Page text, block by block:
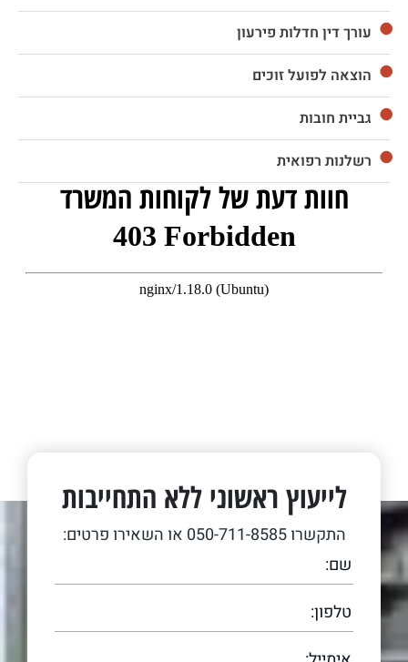
עורך דין חדלות פירעון
הוצאה לפועל זוכים
גביית חובות
רשלנות רפואית
חוות דעת של לקוחות המשרד
לייעוץ ראשוני ללא התחייבות
התקשרו050-711-8585 או השאירו פרטים: